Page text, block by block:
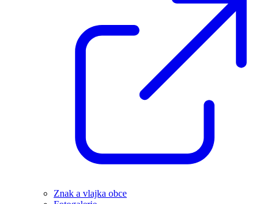
Znak a vlajka obce